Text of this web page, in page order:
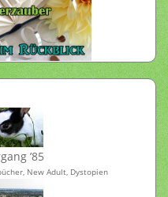
’85
New Adult, Dystopien